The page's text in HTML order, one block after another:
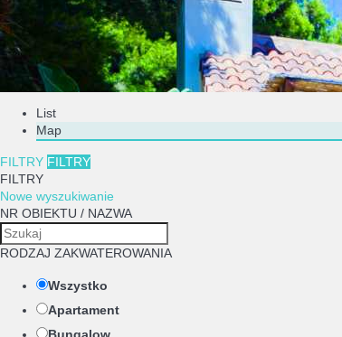
List
Map
FILTRY FILTRY
FILTRY
Nowe wyszukiwanie
NR OBIEKTU / NAZWA
RODZAJ ZAKWATEROWANIA
Wszystko
Apartament